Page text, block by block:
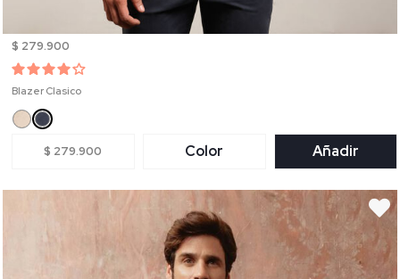
$ 279.900
Blazer Clasico
$ 279.900 Color Añadir